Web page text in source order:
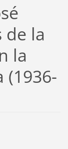
de la
la
(1936-